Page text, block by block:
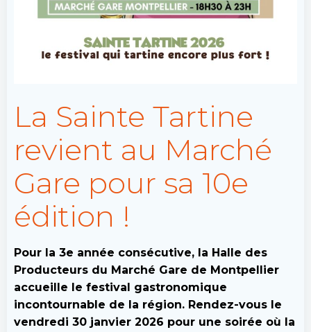
La Sainte Tartine
revient au Marché
Gare pour sa 10e
édition !
Pour la 3e année consécutive, la Halle des
Producteurs du Marché Gare de Montpellier
accueille le festival gastronomique
incontournable de la région. Rendez-vous le
vendredi 30 janvier 2026 pour une soirée où la